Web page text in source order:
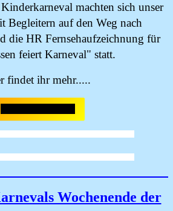
machten sich unser
Begleitern auf den Weg nach
die HR Fernsehaufzeichnung für
feiert Karneval" statt.
findet ihr mehr.....
Wochenende der